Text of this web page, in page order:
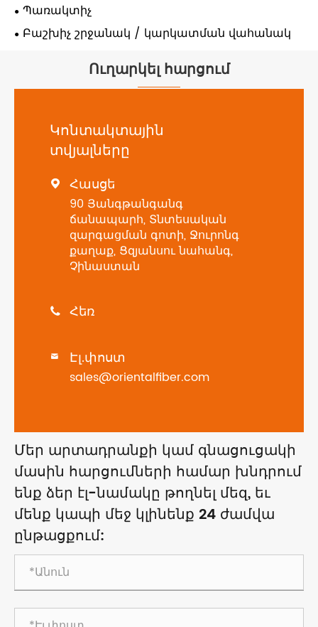
Պառակտիչ
Բաշխիչ շրջանակ / կարկատման վահանակ
Ուղարկել հարցում
Կոնտակտային
տվյալները
 Հասցե
90 Յանգթանգանգ
ճանապարհ, Տնտեսական
զարգացման գոտի, Ջուրոնգ
քաղաք, Ցզյանսու նահանգ,
Չինաստան
 Հեռ
 Էլ.փոստ
sales@orientalfiber.com
Մեր արտադրանքի կամ գնացուցակի
մասին հարցումների համար խնդրում
ենք ձեր էլ-նամակը թողնել մեզ, եւ
մենք կապի մեջ կլինենք 24 ժամվա
ընթացքում: